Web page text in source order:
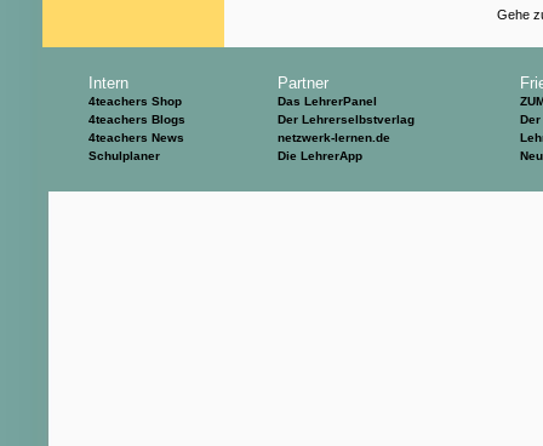
Gehe
Intern
4teachers Shop
4teachers Blogs
4teachers News
Schulplaner
Partner
Das LehrerPanel
Der Lehrerselbstverlag
netzwerk-lernen.de
Die LehrerApp